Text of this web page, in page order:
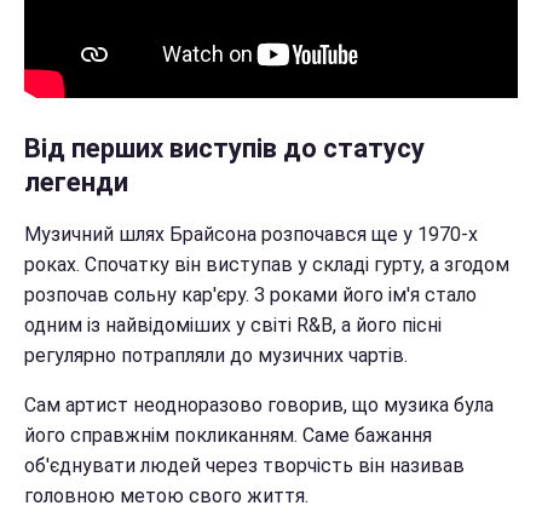
Від перших виступів до статусу
легенди
Музичний шлях Брайсона розпочався ще у 1970-х
роках. Спочатку він виступав у складі гурту, а згодом
розпочав сольну кар'єру. З роками його ім'я стало
одним із найвідоміших у світі R&B, а його пісні
регулярно потрапляли до музичних чартів.
Сам артист неодноразово говорив, що музика була
його справжнім покликанням. Саме бажання
об'єднувати людей через творчість він називав
головною метою свого життя.